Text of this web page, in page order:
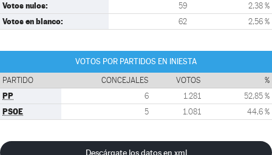
Votos nulos: 59 2,38 %
Votos en blanco: 62 2,56 %
VOTOS POR PARTIDOS EN INIESTA
PARTIDO CONCEJALES VOTOS %
PP 6 1.281 52,85 %
PSOE 5 1.081 44,6 %
Descárgate los datos en xml